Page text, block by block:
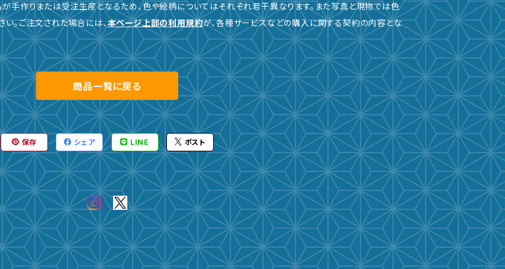
手作りまたは受注生産となるため、色や絵柄についてはそれぞれ若干異なります。また写真と現物では色
。ご注文された場合には、本ページ上部の利用規約が、各種サービスなどの購入に関する契約の内容とな
商品一覧に戻る
保存 シェア LINE ポスト